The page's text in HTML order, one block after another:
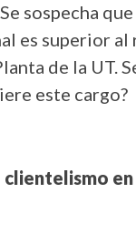
sospecha
es superior al
de la UT.
este cargo?
en